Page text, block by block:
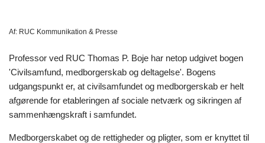
Af: RUC Kommunikation & Presse
Professor ved RUC Thomas P. Boje har netop udgivet bogen
'Civilsamfund, medborgerskab og deltagelse'. Bogens
udgangspunkt er, at civilsamfundet og medborgerskab er helt
afgørende for etableringen af sociale netværk og sikringen af
sammenhængskraft i samfundet.
Medborgerskabet og de rettigheder og pligter, som er knyttet til